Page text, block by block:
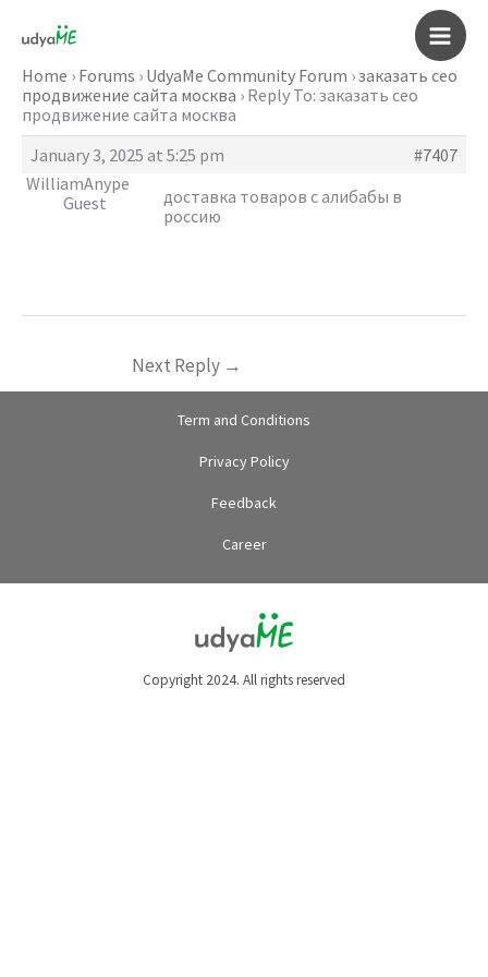
content
Main
Home › Forums › UdyaMe Community Forum ›заказать сео
продвижение сайта москва › Reply To: заказать сео
продвижение сайта москва
January 3, 2025 at 5:25 pm
#7407
WilliamAnype
Guest
доставка товаров с алибабы в
россию
Next Reply →
Term and Conditions
Privacy Policy
Feedback
Career
Copyright 2024. All rights reserved